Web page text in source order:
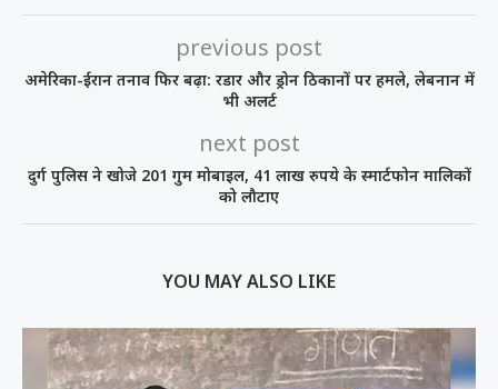
previous post
अमेरिका-ईरान तनाव फिर बढ़ा: रडार और ड्रोन ठिकानों पर हमले, लेबनान में
भी अलर्ट
next post
दुर्ग पुलिस ने खोजे 201 गुम मोबाइल, 41 लाख रुपये के स्मार्टफोन मालिकों
को लौटाए
YOU MAY ALSO LIKE